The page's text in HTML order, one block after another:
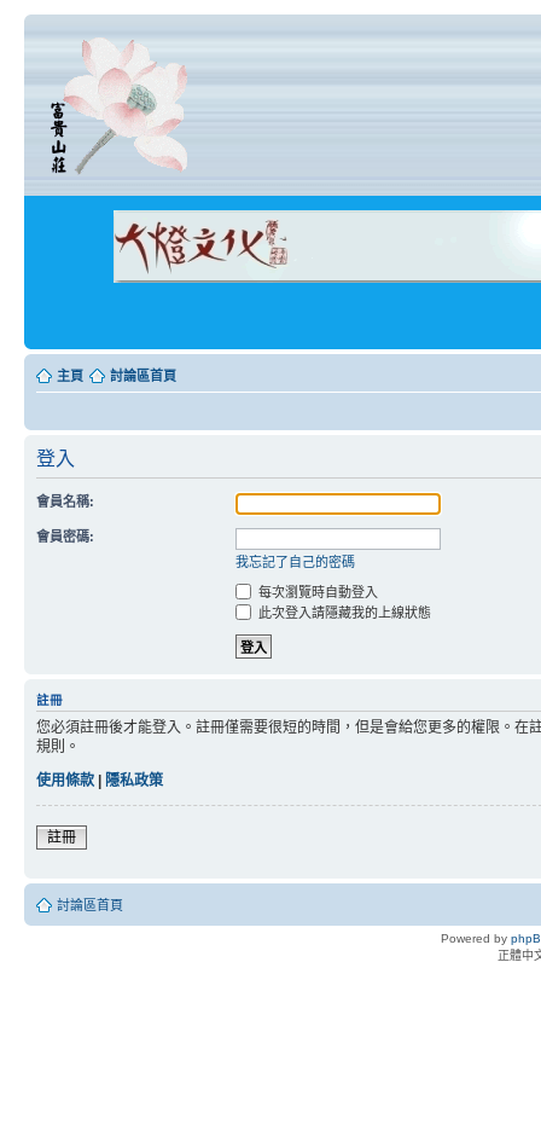
主頁 討論區首頁
登入
會員名稱:
會員密碼:
我忘記了自己的密碼
每次瀏覽時自動登入
此次登入請隱藏我的上線狀態
註冊
您必須註冊後才能登入。註冊僅需要很短的時間，但是會給您更多的權限。
規則。
使用條款
隱私政策
註冊
討論區首頁
Powered by
正體中